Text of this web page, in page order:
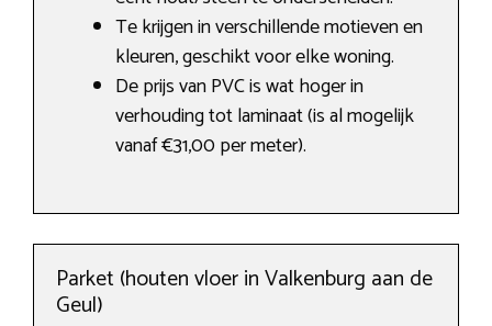
Te krijgen in verschillende motieven en
kleuren, geschikt voor elke woning.
De prijs van PVC is wat hoger in
verhouding tot laminaat (is al mogelijk
vanaf €31,00 per meter).
Parket (houten vloer in Valkenburg aan de
Geul)